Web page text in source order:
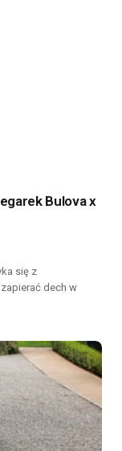
Bulova x
się z
dech w